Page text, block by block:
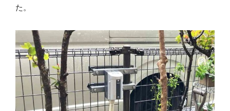
た。